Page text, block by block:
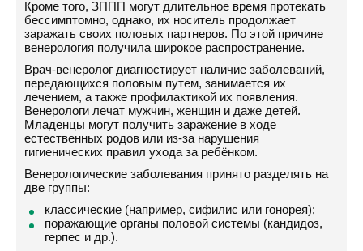
Кроме того, ЗППП могут длительное время протекать
бессимптомно, однако, их носитель продолжает
заражать своих половых партнеров. По этой причине
венерология получила широкое распространение.
Врач-венеролог диагностирует наличие заболеваний,
передающихся половым путем, занимается их
лечением, а также профилактикой их появления.
Венерологи лечат мужчин, женщин и даже детей.
Младенцы могут получить заражение в ходе
естественных родов или из-за нарушения
гигиенических правил ухода за ребёнком.
Венерологические заболевания принято разделять на
две группы:
классические (например, сифилис или гонорея);
поражающие органы половой системы (кандидоз,
герпес и др.).